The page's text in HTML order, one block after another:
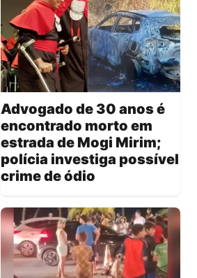
Advogado de 30 anos é
encontrado morto em
estrada de Mogi Mirim;
polícia investiga possível
crime de ódio